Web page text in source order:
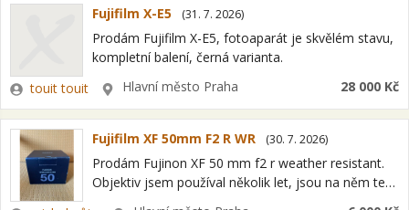
Fujifilm X-E5 (31. 7. 2026)
Prodám Fujifilm X-E5, fotoaparát je skvělém stavu,
kompletní balení, černá varianta.
Zadavatel
touit touit LokalitaHlavní město Praha 28 000 Kč
Fujifilm XF 50mm F2 R WR (30. 7. 2026)
Prodám Fujinon XF 50 mm f2 r weather resistant.
Objektiv jsem používal několik let, jsou na něm tedy